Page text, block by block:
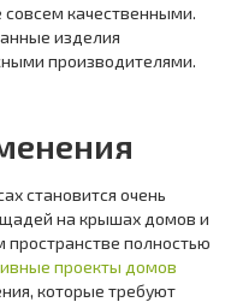
совсем качественными.
изделия
производителями.
становится очень
на крышах домов и
полностью
проекты домов
которые требуют